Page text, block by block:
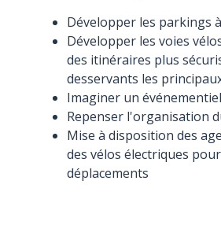
Développer les parkings
Développer les voies
des itinéraires plus
desservants les
Imaginer un événementiel
Repenser l'organisation
Mise à disposition des
des vélos électriques
déplacements